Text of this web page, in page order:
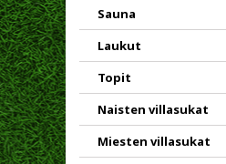
Sauna
Laukut
Topit
Naisten villasukat
Miesten villasukat